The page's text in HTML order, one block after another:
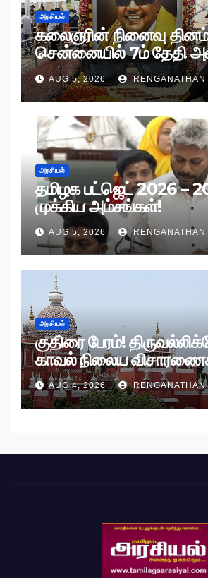
அரசியல்
கலைஞரின் நினைவு
சென்னையில் 7ம் தேதி
பேரணி!
AUG 5, 2026 RENGANATHAN
அரசியல்
தமிழக பட்ஜெட் 2026 –
முக்கிய அம்சங்கள்!
AUG 5, 2026 RENGANATHAN
அரசியல்
குதிரை பேரம்!
காவல் நிலைய
AUG 4, 2026 RENGANATHAN